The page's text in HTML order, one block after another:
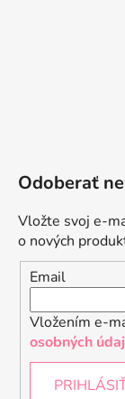
Odoberať
Vložte svoj e-
o nových
Email
Vložením e-
osobných